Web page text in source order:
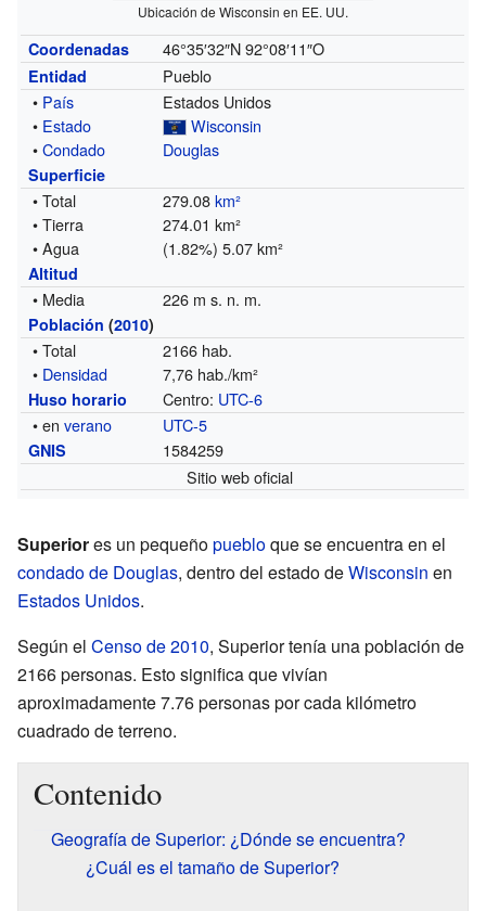
Ubicación de Wisconsin en EE. UU.
Coordenadas 46°35′32″N 92°08′11″O
Entidad
Pueblo
• País
Estados Unidos
• Estado
Wisconsin
•Condado Douglas
Superficie
• Total 279.08km²
• Tierra
274.01 km²
• Agua
(1.82%) 5.07 km²
Altitud
• Media 226 m s. n. m.
Población (2010)
• Total
2166 hab.
• Densidad 7,76 hab./km²
Huso horario Centro: UTC-6
• enverano UTC-5
GNIS
1584259
Sitio web oficial
Superiores un pequeñopuebloque se encuentra en el
condado de Douglas, dentro del estado deWisconsin en
Estados Unidos.
Según el Censo de 2010, Superior tenía una población de
2166 personas. Esto significa que vivían
aproximadamente 7.76 personas por cada kilómetro
cuadrado de terreno.
Contenido
Geografía de Superior: ¿Dónde se encuentra?
¿Cuál es el tamaño de Superior?